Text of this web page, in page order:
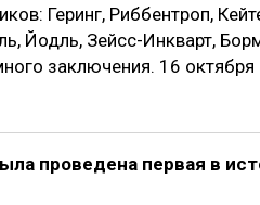
Геринг, Риббентроп,
Йодль, Зейсс-Инкварт,
заключения. 16
проведена первая в